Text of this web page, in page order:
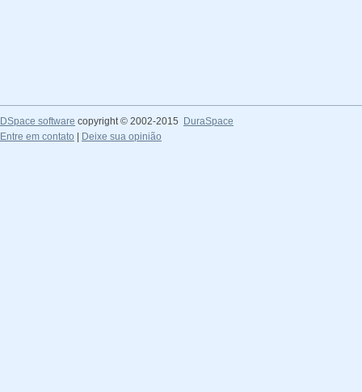
DSpace software copyright © 2002-2015
DuraSpace
Entre em contato
Deixe sua opinião